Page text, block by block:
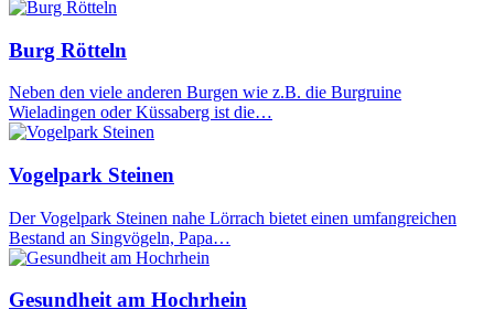
Burg Rötteln
Neben den viele anderen Burgen wie z.B. die Burgruine
Wieladingen oder Küssaberg ist die…
Vogelpark Steinen
Der Vogelpark Steinen nahe Lörrach bietet einen umfangreichen
Bestand an Singvögeln, Papa…
Gesundheit am Hochrhein